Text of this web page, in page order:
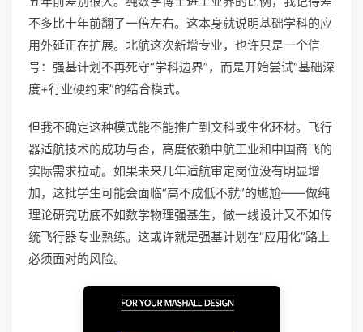
不多比十年前翻了一倍左右。这本身就说明基础学科的应
用外延正在扩展。北航这次新增专业，也许只是一个信
号：强基计划不再死守“学科边界”，而是开始尝试“基础深
度+行业硬约束”的结合模式。
但我不确定这种模式能不能推广到文科或生化环材。飞行
器适航技术的成功与否，高度依赖中航工业和中国商飞的
实际需求拉动。如果未来几年适航审定岗位没有明显增
加，这批学生可能会面临“高不成低不就”的尴尬——做纯
理论研究功底不如数学物理强基生，做一线设计又不如传
统飞行器专业熟练。这或许就是强基计划在“应用化”路上
必须面对的风险。